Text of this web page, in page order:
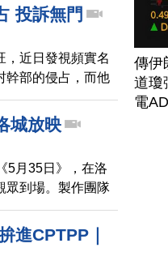
投訴無門
，近日發視頻實名
幹部的侵占，而他
城放映
5月35日》，在洛
眾到場。製作團隊
進CPTPP｜
傳伊
道瓊
電